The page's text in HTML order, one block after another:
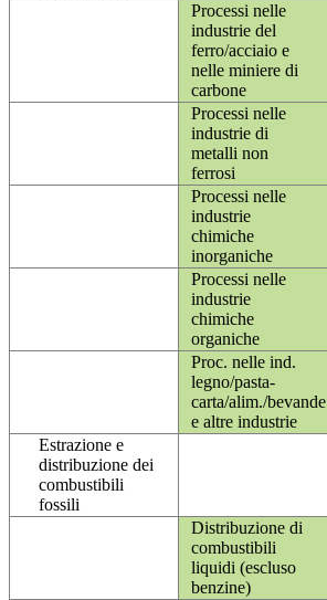
Processi nelle
industrie del
ferro/acciaio e
nelle miniere di
carbone
Processi nelle
industrie di
metalli non
ferrosi
Processi nelle
industrie
chimiche
inorganiche
Processi nelle
industrie
chimiche
organiche
Proc. nelle ind.
legno/pasta-
carta/alim./bevande
e altre industrie
Estrazione e
distribuzione dei
combustibili
fossili
Distribuzione di
combustibili
liquidi (escluso
benzine)